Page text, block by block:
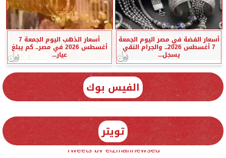
أسعار الفضة في مصر اليوم الجمعة
7 أغسطس 2026.. والجرام النقي
يسجل...
أسعار الذهب اليوم الجمعة 7
أغسطس 2026 في مصر.. كم يبلغ
عيار...
الفيس بوك
تويتر
Tweets by elzmannewseg